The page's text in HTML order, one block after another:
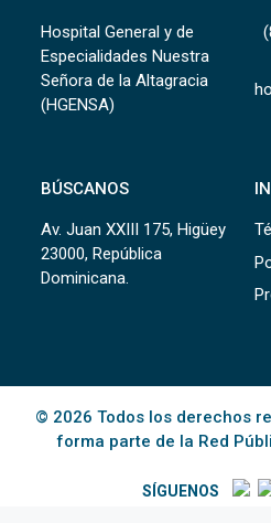
Hospital General y de
Especialidades Nuestra
Señora de la Altagracia
(HGENSA)
BÚSCANOS
Av. Juan XXIII 175, Higüey
23000, República
Dominicana.
© 2026 Todos los derechos
forma parte de la Red
SÍGUENOS